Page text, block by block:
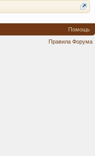
Помощь
Правила Форума